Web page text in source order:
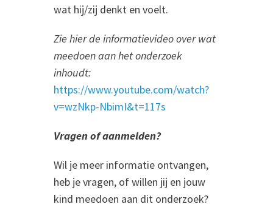
wat hij/zij denkt en voelt.
Zie hier de informatievideo over wat
meedoen aan het onderzoek
inhoudt:
https://www.youtube.com/watch?
v=wzNkp-NbimI&t=117s
Vragen of aanmelden?
Wil je meer informatie ontvangen,
heb je vragen, of willen jij en jouw
kind meedoen aan dit onderzoek?